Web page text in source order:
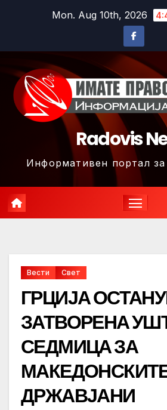
Mon. Aug 10th, 2026
Radovis
Информативен портал за
Вести Свет
ГРЦИЈА
ЗАТВОРЕНА
СЕДМИЦА ЗА
ДРЖАВЈАНИ